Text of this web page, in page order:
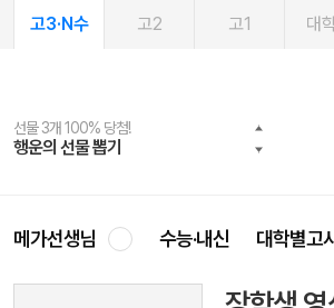
고3·N수 고2 고1 대
선물 3개 100% 당첨!
행운의 선물 뽑기
선물 100% 증정!
메가스터디 X 올리브
2027 러셀 단과
강사 공개선발
스마트러닝앱
설문 EVENT
메가패스
3일 무료 체험권
메가패스 수강생 무료혜택!
메가클럽 멤버십
사회공헌 캠페인
희망이룸 메가나눔
메가선생님 수능·내신 대학별고